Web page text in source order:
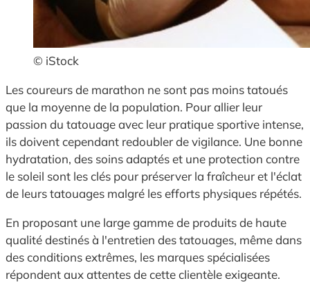
© iStock
Les coureurs de marathon ne sont pas moins tatoués
que la moyenne de la population. Pour allier leur
passion du tatouage avec leur pratique sportive intense,
ils doivent cependant redoubler de vigilance. Une bonne
hydratation, des soins adaptés et une protection contre
le soleil sont les clés pour préserver la fraîcheur et l'éclat
de leurs tatouages malgré les efforts physiques répétés.
En proposant une large gamme de produits de haute
qualité destinés à l'entretien des tatouages, même dans
des conditions extrêmes, les marques spécialisées
répondent aux attentes de cette clientèle exigeante.